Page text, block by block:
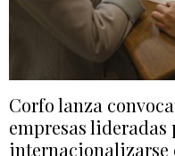
Corfo lanza
empresas lideradas
internacionalizarse